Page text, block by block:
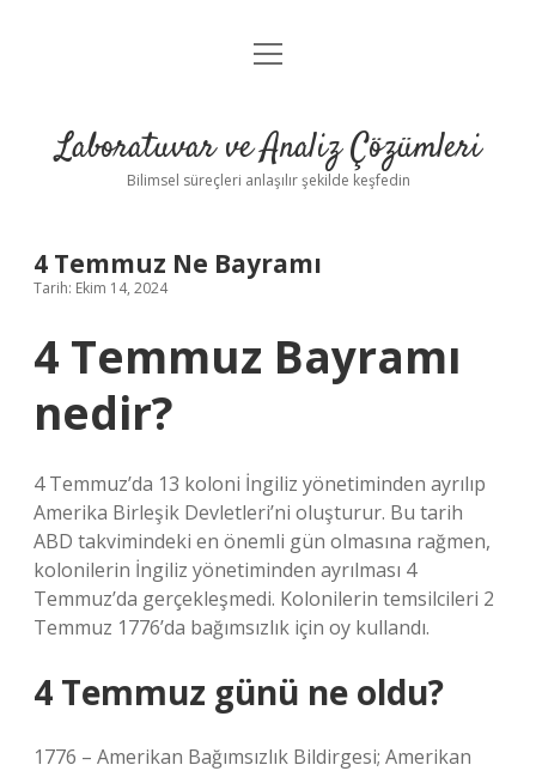
Anasayfa
Yasal Uyarı
menüyü
Laboratuvar ve Analiz Çözümleri
Bilimsel süreçleri anlaşılır şekilde keşfedin
4 Temmuz Ne Bayramı
Tarih: Ekim 14, 2024
4 Temmuz Bayramı
nedir?
4 Temmuz’da 13 koloni İngiliz yönetiminden ayrılıp
Amerika Birleşik Devletleri’ni oluşturur. Bu tarih
ABD takvimindeki en önemli gün olmasına rağmen,
kolonilerin İngiliz yönetiminden ayrılması 4
Temmuz’da gerçekleşmedi. Kolonilerin temsilcileri 2
Temmuz 1776’da bağımsızlık için oy kullandı.
4 Temmuz günü ne oldu?
1776 – Amerikan Bağımsızlık Bildirgesi; Amerikan